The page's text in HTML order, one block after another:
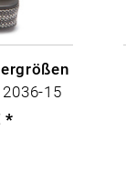
15
*